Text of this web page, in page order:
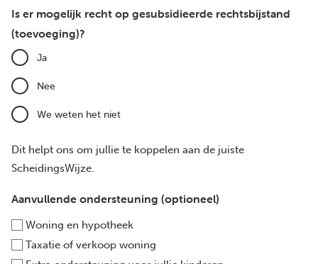
Is er mogelijk recht op gesubsidieerde rechtsbijstand
(toevoeging)?
Ja
Nee
We weten het niet
Dit helpt ons om jullie te koppelen aan de juiste
ScheidingsWijze.
Aanvullende ondersteuning (optioneel)
Woning en hypotheek
Taxatie of verkoop woning